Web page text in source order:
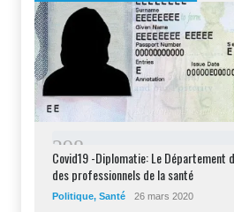
298
Covid19 -Diplomatie: Le Département
des professionnels de la santé
Politique, Santé 26 mars 2020